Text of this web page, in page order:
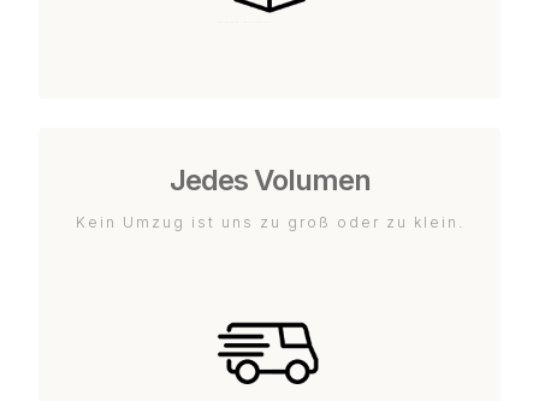
Jedes Volumen
Kein Umzug ist uns zu groß oder zu klein.